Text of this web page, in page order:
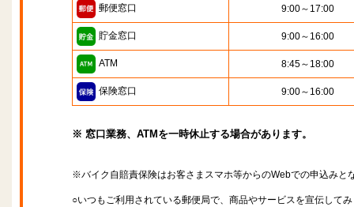
郵便窓口 9:00～17:00
貯金窓口 9:00～16:00
ATM 8:45～18:00
保険窓口 9:00～16:00
※ 窓口業務、ATMを一時休止する場合があります。
※バイク自賠責保険はお客さまスマホ等からのWebでの申込みと
○いつもご利用されている郵便局で、商品やサービスを宣伝して